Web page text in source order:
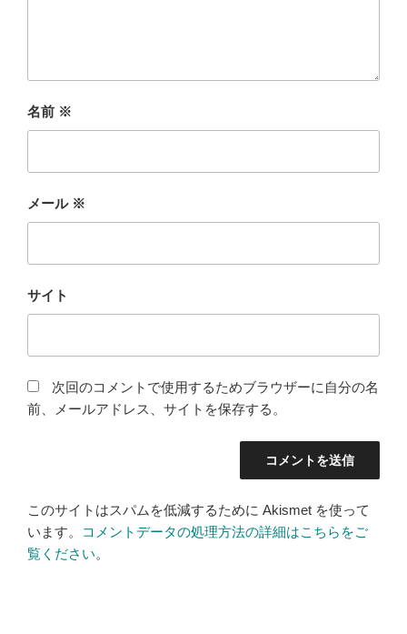
名前 ※
メール ※
サイト
次回のコメントで使用するためブラウザーに自分の名
前、メールアドレス、サイトを保存する。
このサイトはスパムを低減するために Akismet を使って
います。
コメントデータの処理方法の詳細はこちらをご
覧ください。